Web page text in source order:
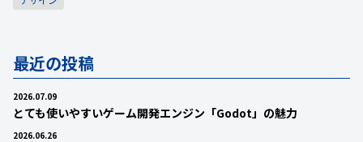
最近の投稿
2026.07.09
とても使いやすいゲーム開発エンジン「Godot」の魅力
2026.06.26